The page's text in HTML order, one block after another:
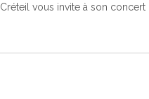
vous invite à son concert